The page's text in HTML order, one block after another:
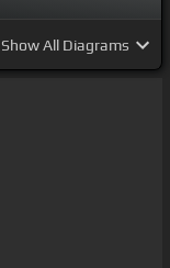
ShowAll Diagrams